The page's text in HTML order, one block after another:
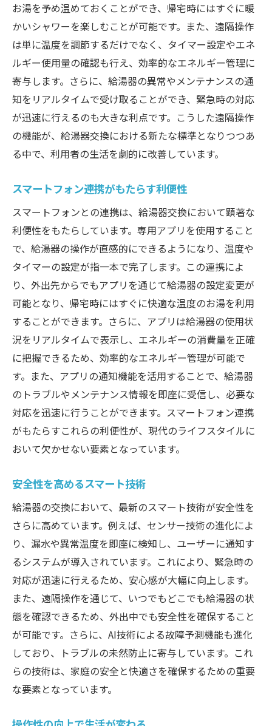
お湯を予め温めておくことができ、帰宅時にはすぐに暖
かいシャワーを楽しむことが可能です。また、遠隔操作
は単に温度を調節するだけでなく、タイマー設定やエネ
ルギー使用量の確認も行え、効率的なエネルギー管理に
寄与します。さらに、給湯器の異常やメンテナンスの通
知をリアルタイムで受け取ることができ、緊急時の対応
が迅速に行えるのも大きな利点です。こうした遠隔操作
の機能が、給湯器交換における新たな標準となりつつあ
る中で、利用者の生活を劇的に改善しています。
スマートフォン連携がもたらす利便性
スマートフォンとの連携は、給湯器交換において顕著な
利便性をもたらしています。専用アプリを使用すること
で、給湯器の操作が直感的にできるようになり、温度や
タイマーの設定が指一本で完了します。この連携によ
り、外出先からでもアプリを通じて給湯器の設定変更が
可能となり、帰宅時にはすぐに快適な温度のお湯を利用
することができます。さらに、アプリは給湯器の使用状
況をリアルタイムで表示し、エネルギーの消費量を正確
に把握できるため、効率的なエネルギー管理が可能で
す。また、アプリの通知機能を活用することで、給湯器
のトラブルやメンテナンス情報を即座に受信し、必要な
対応を迅速に行うことができます。スマートフォン連携
がもたらすこれらの利便性が、現代のライフスタイルに
おいて欠かせない要素となっています。
安全性を高めるスマート技術
給湯器の交換において、最新のスマート技術が安全性を
さらに高めています。例えば、センサー技術の進化によ
り、漏水や異常温度を即座に検知し、ユーザーに通知す
るシステムが導入されています。これにより、緊急時の
対応が迅速に行えるため、安心感が大幅に向上します。
また、遠隔操作を通じて、いつでもどこでも給湯器の状
態を確認できるため、外出中でも安全性を確保すること
が可能です。さらに、AI技術による故障予測機能も進化
しており、トラブルの未然防止に寄与しています。これ
らの技術は、家庭の安全と快適さを確保するための重要
な要素となっています。